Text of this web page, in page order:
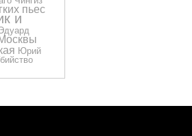
пьес
и
Юрий